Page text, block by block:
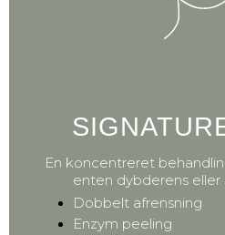
En koncentreret
enten dybderens eller
Dobbelt afrensning
Enzym peeling